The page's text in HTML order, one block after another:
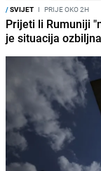
/SVIJET I PRIJE OKO 2H
Prijeti li Rumuniji
je situacija ozbiljna